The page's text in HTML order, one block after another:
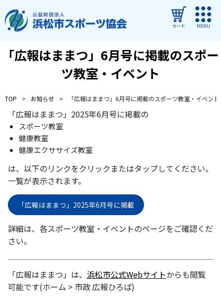
カート MENU
ログイン
教室・イベントを探す
ご利用ガイド
よくある質問
協会について
管理施設
教室・イベントからのお知らせ
浜松市民スポーツ祭
お知らせ
浜松スポーツ協会に関する
お問い合わせはこちら
「広報はままつ」6月号に掲載のスポー
ツ教室・イベント
TOP お知らせ 「広報はままつ」6月号に掲載のスポーツ教室・イベント
「広報はままつ」2025年6月号に掲載の
スポーツ教室
健康教室
健康エクササイズ教室
は、以下のリンクをクリックまたはタップしてください。
一覧が表示されます。
「広報はままつ」2025年6月号に掲載
詳細は、各スポーツ教室・イベントのページをご確認くだ
さい。
「広報はままつ」は、 浜松市公式Webサイトからも閲覧
可能です(ホーム > 市政 広報ひろば)